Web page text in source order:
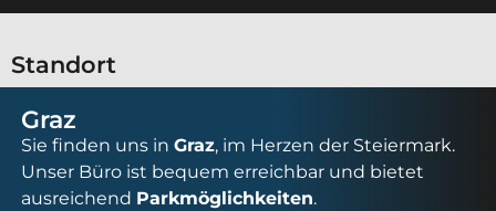
Standort
Graz
Sie finden uns in Graz, im Herzen der Steiermark.
Unser Büro ist bequem erreichbar und bietet
ausreichend Parkmöglichkeiten.